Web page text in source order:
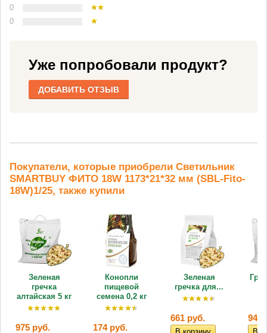
0
0
Уже попробовали продукт?
ДОБАВИТЬ ОТЗЫВ
Покупатели, которые приобрели Светильник
SMARTBUY ФИТО 18W 1173*21*32 мм (SBL-Fito-
18W)1/25, также купили
Зеленая
гречка
алтайская 5 кг
975 руб.
Конопли
пищевой
семена 0,2 кг
174 руб.
Зеленая
гречка для...
661 руб. 941